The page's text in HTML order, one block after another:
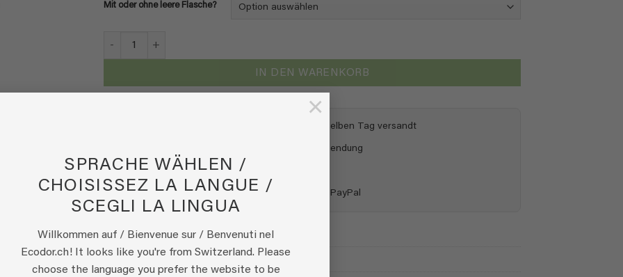
SPRACHE WÄHLEN /
CHOISISSEZ LA LANGUE /
SCEGLI LA LINGUA
Willkommen auf / Bienvenue sur / Benvenuti nel
Ecodor.ch! It looks like you're from Switzerland. Please
choose the language you prefer the website to be
×
Mit oder ohne leere Flasche?
EcoGlass - 5-fach Konzentrat - 1 Liter Menge
IN DEN WARENKORB
Vor 15:00 Uhr bestellt, werktags noch am selben Tag versandt
30 Tage Rückgaberecht, kostenlose Rücksendung
✓ 4,9 von 5 Sternen(365 Bewertungen)
✓ Sichere Zahlung u.a. mit Sofort, Giropay & PayPal
Artikelnummer:18.10.002